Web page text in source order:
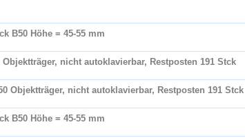
B50 Höhe = 45-55 mm
nicht autoklavierbar, Restposten 191 Stck
Objektträger, nicht autoklavierbar, Restposten 191 Stck
B50 Höhe = 45-55 mm